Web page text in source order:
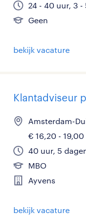
24 - 40 uur, 3 -
Geen
bekijk vacature
Klantadviseur
Amsterdam-
€ 16,20 -
40 uur, 5
MBO
Ayvens
bekijk vacature